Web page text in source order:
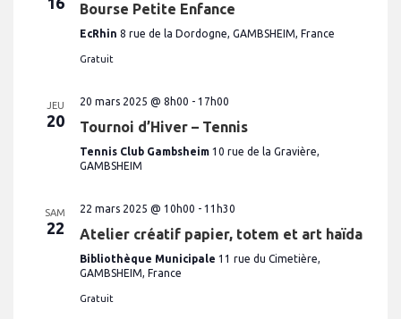
Bourse Petite Enfance
EcRhin 8 rue de la Dordogne, GAMBSHEIM, France
Gratuit
JEU
20
20 mars 2025 @ 8h00 - 17h00
Tournoi d’Hiver – Tennis
Tennis Club Gambsheim 10 rue de la Gravière,
GAMBSHEIM
SAM
22
22 mars 2025 @ 10h00 - 11h30
Atelier créatif papier, totem et art haïda
Bibliothèque Municipale 11 rue du Cimetière,
GAMBSHEIM, France
Gratuit